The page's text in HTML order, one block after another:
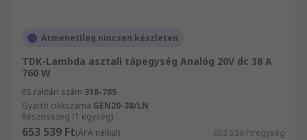
Átmenetileg nincsen készleten
TDK-Lambda asztali tápegység Analóg 20V dc 38 A
760 W
RS raktári szám 318-785
Gyártó cikkszáma GEN20-38/LN
Részösszeg (1 egység)
653 539 Ft(ÁFA nélkül) 653 539 Ft/egység